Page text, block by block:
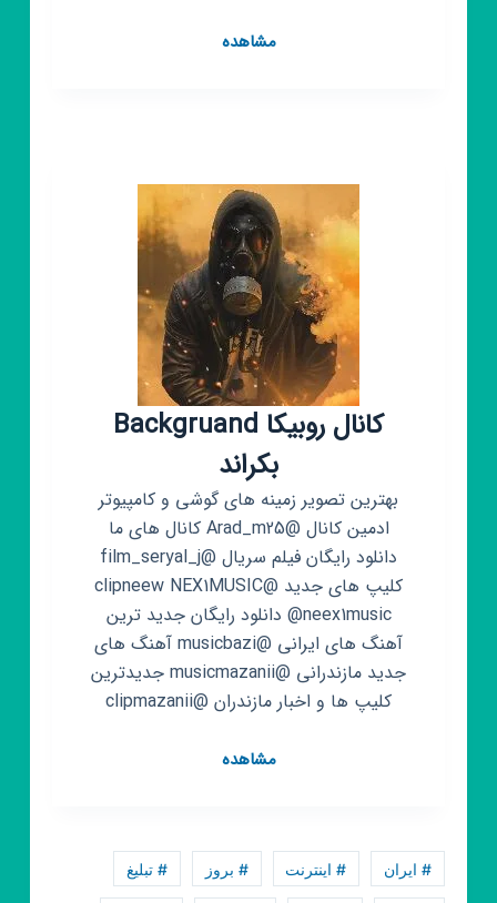
مشاهدهکانال
کانال روبیکا Backgruand
بکراند
بهترین تصویر زمینه های گوشی و کامپیوتر
ادمین کانال @Arad_m25 کانال های ما
دانلود رایگان فیلم سریال @film_seryal_j
کلیپ های جدید @clipneew NEX1MUSIC
@neex1music دانلود رایگان جدید ترین
آهنگ های ایرانی @musicbazi آهنگ های
جدید مازندرانی @musicmazanii جدیدترین
کلیپ ها و اخبار مازندران @clipmazanii
مشاهدهکانال
# ایران # اینترنت # بروز # تبلیغ